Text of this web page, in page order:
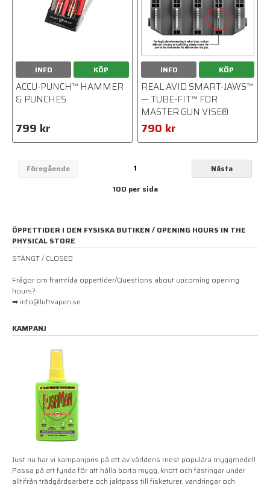
INFO KÖP
ACCU-PUNCH™ HAMMER
& PUNCHES
799 kr
INFO KÖP
REAL AVID SMART-JAWS™
— TUBE-FIT™ FOR
MASTER GUN VISE®
790 kr
Föregående 1
Nästa
100 per sida
ÖPPETTIDER I DEN FYSISKA BUTIKEN / OPENING HOURS IN THE
PHYSICAL STORE
STÄNGT / CLOSED
Frågor om framtida öppettider/Questions about upcoming opening
hours?
➡ info@luftvapen.se
KAMPANJ
Just nu har vi kampanjpris på ett av världens mest populära myggmedel!
Passa på att fynda för att hålla borta mygg, knott och fästingar under
alltifrån trädgårdsarbete och jaktpass till fisketurer, vandringar och